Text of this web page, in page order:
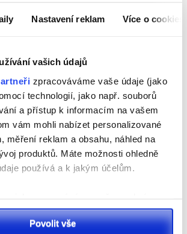
Nastavení reklam Více o cookies
vašich údajů
zpracováváme vaše údaje (jako
technologií, jako např. souborů
a přístup k informacím na vašem
vám mohli nabízet personalizované
měření reklam a obsahu, náhled na
produktů. Máte možnosti ohledně
používá a k jakým účelům.
si předvolby včásti s podrobnostmi.
kdykoliv změnit nebo odvolat v
Povolit vše
kraj.
Share
,Pardubický krajTaggedPardubický kraj
chybí
Archeologové odkrývají
dávných kultur